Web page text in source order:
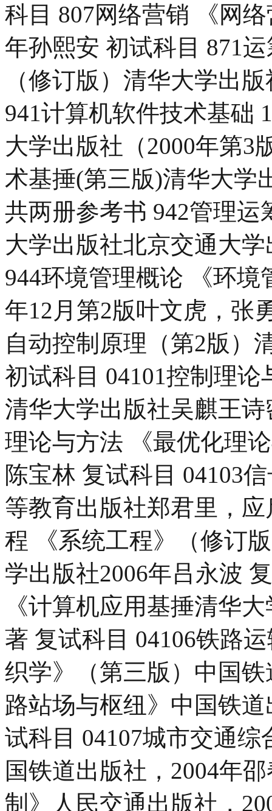
科目 807网络营销 《网
年孙熙安 初试科目 871
（修订版）清华大学出
941计算机软件技术基础
大学出版社（2000年第3
术基捶(第三版)清华大学
共两册参考书 942管理
大学出版社北京交通大
944环境管理概论 《环境
年12月第2版叶文虎，张
自动控制原理（第2版）
初试科目 04101控制理
清华大学出版社吴麒王
理论与方法 《最优化理
陈宝林 复试科目 04103
等教育出版社郑君里，
程 《系统工程》（修订
学出版社2006年吕永波
《计算机应用基捶清华
著 复试科目 04106铁路
织学》（第三版）中国
路站场与枢纽》中国铁
试科目 04107城市交通
国铁道出版社，2004年
制》人民交通出版社，